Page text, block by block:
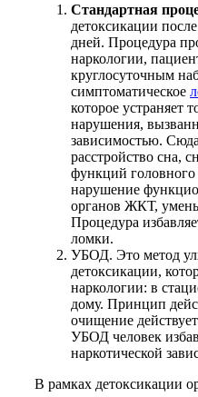
Стандартная
детоксикации
дней. Процедура
наркологии,
круглосуточным
симптоматическое
которое устраняет
нарушения,
зависимостью.
расстройство сна,
функций головного
нарушение
органов ЖКТ,
Процедура
ломки.
УБОД. Это метод
детоксикации,
наркологии: в
дому. Принцип
очищение
УБОД человек
наркотической
В рамках детоксикации